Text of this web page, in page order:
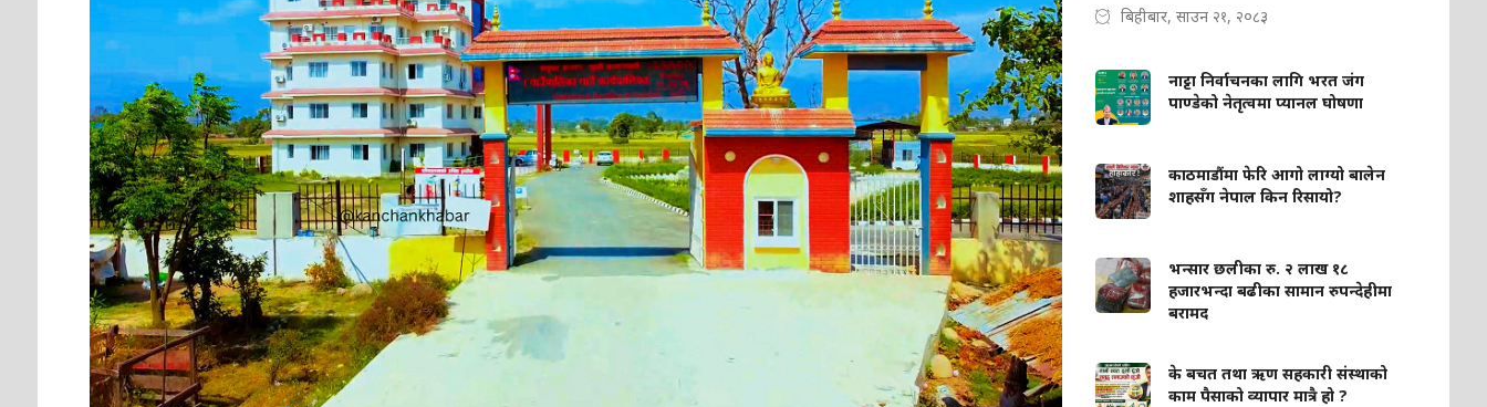
बिहीबार, साउन २१, २०८३
नाट्टा निर्वाचनका लागि भरत जंग
पाण्डेको नेतृत्वमा प्यानल घोषणा
काठमाडौंमा फेरि आगो लाग्यो बालेन
शाहसँग नेपाल किन रिसायो?
भन्सार छलीका रु. २ लाख १८
हजारभन्दा बढीका सामान रुपन्देहीमा
बरामद
के बचत तथा ऋण सहकारी संस्थाको
काम पैसाको व्यापार मात्रै हो ?